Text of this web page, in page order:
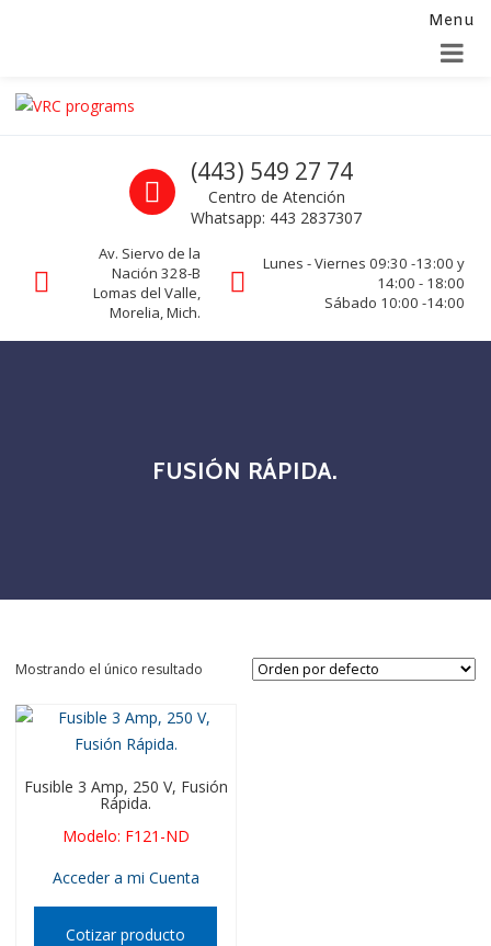
Menu
Skip to navigation
Skip to content
La seguridad de su empresa es nuestro negocio.
Call us
(443) 549 27 74
Centro de Atención
Whatsapp: 443 2837307
Av. Siervo de la
Nación 328-B
Lomas del Valle,
Morelia, Mich.
Lunes - Viernes 09:30 -13:00 y
14:00 - 18:00
Sábado 10:00 -14:00
FUSIÓN RÁPIDA.
Mostrando el único resultado
Fusible 3 Amp, 250 V, Fusión
Rápida.
Modelo: F121-ND
Acceder a mi Cuenta
Cotizar producto